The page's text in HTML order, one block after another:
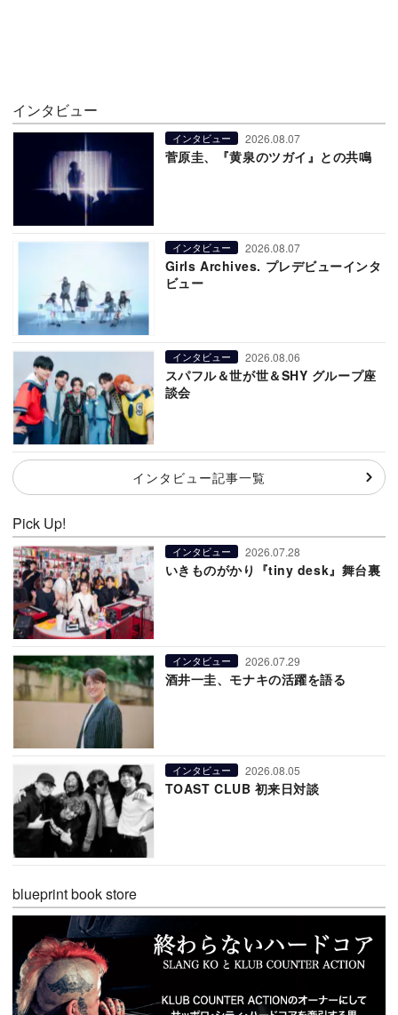
インタビュー
インタビュー 2026.08.07
菅原圭、『黄泉のツガイ』との共鳴
インタビュー 2026.08.07
Girls Archives. プレデビューインタ
ビュー
インタビュー 2026.08.06
スパフル＆世が世＆SHY グループ座
談会
インタビュー記事一覧
Pick Up!
インタビュー 2026.07.28
いきものがかり『tiny desk』舞台裏
インタビュー 2026.07.29
酒井一圭、モナキの活躍を語る
インタビュー 2026.08.05
TOAST CLUB 初来日対談
blueprint book store